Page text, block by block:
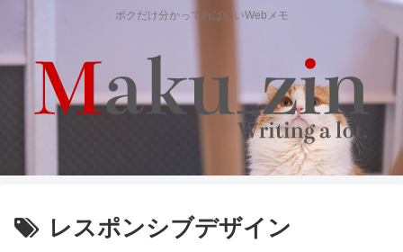
ボクだけ分かってればいいWebメモ
レスポンシブデザイン